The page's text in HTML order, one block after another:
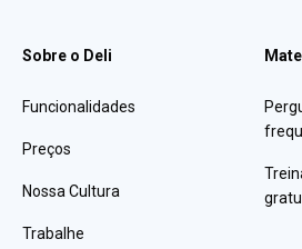
Sobre o Deli
Funcionalidades
Preços
Nossa Cultura
Trabalhe